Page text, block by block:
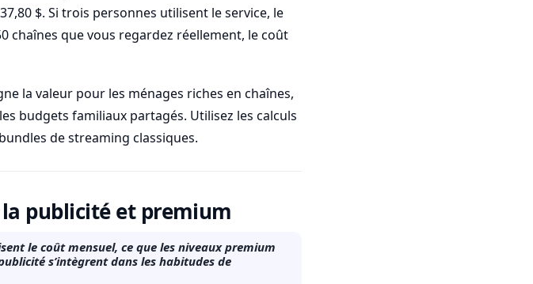
$. Si trois personnes utilisent le service, le
chaînes que vous regardez réellement, le coût
la valeur pour les ménages riches en chaînes,
budgets familiaux partagés. Utilisez les calculs
de streaming classiques.
publicité et premium
le coût mensuel, ce que les niveaux premium
s’intègrent dans les habitudes de